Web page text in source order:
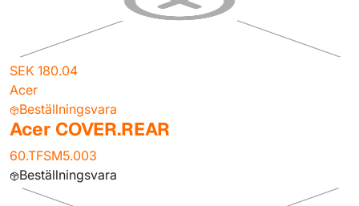
SEK 180.04
Acer
Beställningsvara
Acer COVER.REAR
60.TFSM5.003
Beställningsvara